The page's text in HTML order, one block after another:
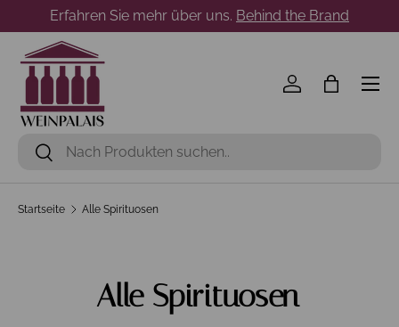
Direkt zum Inhalt
Erfahren Sie mehr über uns. Behind the Brand
Suchen
Suchen
Einloggen
Menü
Startseite Alle Spirituosen
Alle Spirituosen